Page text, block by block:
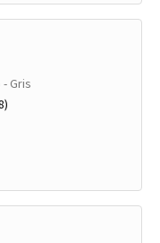
Gris